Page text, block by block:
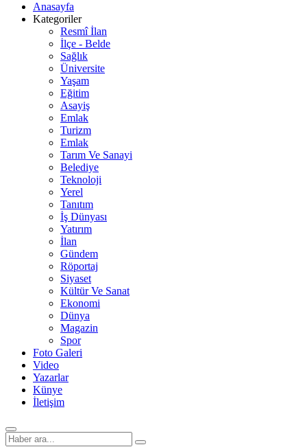
Anasayfa
Kategoriler
Resmî İlan
İlçe - Belde
Sağlık
Üniversite
Yaşam
Eğitim
Asayiş
Emlak
Turizm
Emlak
Tarım Ve Sanayi
Belediye
Teknoloji
Yerel
Tanıtım
İş Dünyası
Yatırım
İlan
Gündem
Röportaj
Siyaset
Kültür Ve Sanat
Ekonomi
Dünya
Magazin
Spor
Foto Galeri
Video
Yazarlar
Künye
İletişim